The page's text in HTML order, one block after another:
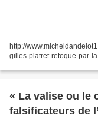
http://
gilles-platret-retoque-par-
« La valise ou le
falsificateurs de